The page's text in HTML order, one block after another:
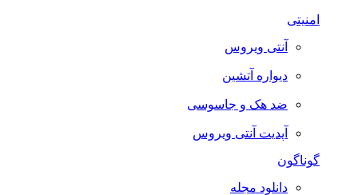
امنیتی
آنتی ویروس
دیواره آتشین
ضد هک و جاسوسی
آپدیت آنتی ویروس
گوناگون
دانلود مجله